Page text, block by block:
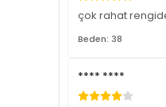
çok rahat
Beden: 38
**** ****